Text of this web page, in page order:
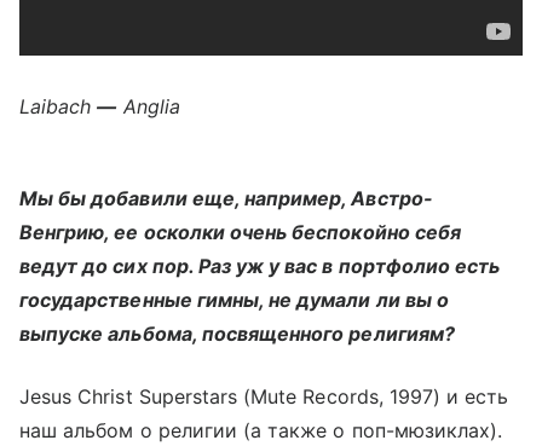
Laibach— Anglia
Мы бы добавили еще, например, Австро-
Венгрию, ее осколки очень беспокойно себя
ведут до сих пор. Раз уж у вас в портфолио есть
государственные гимны, не думали ли вы о
выпуске альбома, посвященного религиям?
Jesus Christ Superstars (Mute Records, 1997) и есть
наш альбом о религии (а также о поп-мюзиклах).